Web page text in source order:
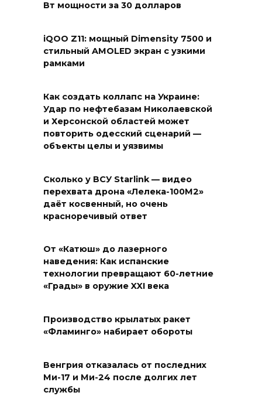
Вт мощности за 30 долларов
iQOO Z11: мощный Dimensity 7500 и
стильный AMOLED экран с узкими
рамками
Как создать коллапс на Украине:
Удар по нефтебазам Николаевской
и Херсонской областей может
повторить одесский сценарий —
объекты целы и уязвимы
Сколько у ВСУ Starlink — видео
перехвата дрона «Лелека-100М2»
даёт косвенный, но очень
красноречивый ответ
От «Катюш» до лазерного
наведения: Как испанские
технологии превращают 60-летние
«Грады» в оружие XXI века
Производство крылатых ракет
«Фламинго» набирает обороты
Венгрия отказалась от последних
Ми-17 и Ми-24 после долгих лет
службы